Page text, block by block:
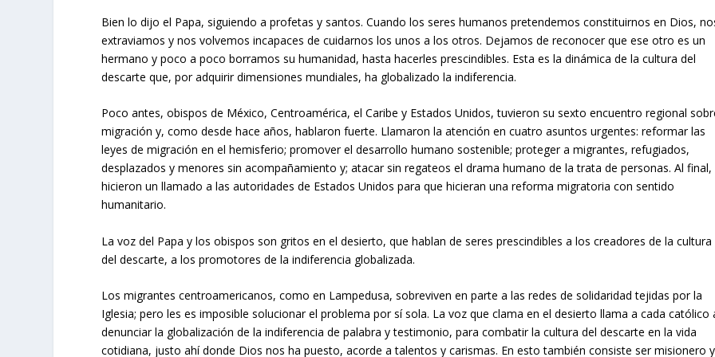
Bien lo dijo el Papa, siguiendo a profetas y santos. Cuando los seres humanos pretendemos constituirnos en Dios,
extraviamos y nos volvemos incapaces de cuidarnos los unos a los otros. Dejamos de reconocer que ese otro es un
hermano y poco a poco borramos su humanidad, hasta hacerles prescindibles. Esta es la dinámica de la cultura del
descarte que, por adquirir dimensiones mundiales, ha globalizado la indiferencia.
Poco antes, obispos de México, Centroamérica, el Caribe y Estados Unidos, tuvieron su sexto encuentro regional
migración y, como desde hace años, hablaron fuerte. Llamaron la atención en cuatro asuntos urgentes: reformar las
leyes de migración en el hemisferio; promover el desarrollo humano sostenible; proteger a migrantes, refugiados,
desplazados y menores sin acompañamiento y; atacar sin regateos el drama humano de la trata de personas. Al final,
hicieron un llamado a las autoridades de Estados Unidos para que hicieran una reforma migratoria con sentido
humanitario.
La voz del Papa y los obispos son gritos en el desierto, que hablan de seres prescindibles a los creadores de la cultura
del descarte, a los promotores de la indiferencia globalizada.
Los migrantes centroamericanos, como en Lampedusa, sobreviven en parte a las redes de solidaridad tejidas por la
Iglesia; pero les es imposible solucionar el problema por sí sola. La voz que clama en el desierto llama a cada católico
denunciar la globalización de la indiferencia de palabra y testimonio, para combatir la cultura del descarte en la vida
cotidiana, justo ahí donde Dios nos ha puesto, acorde a talentos y carismas. En esto también consiste ser misionero y